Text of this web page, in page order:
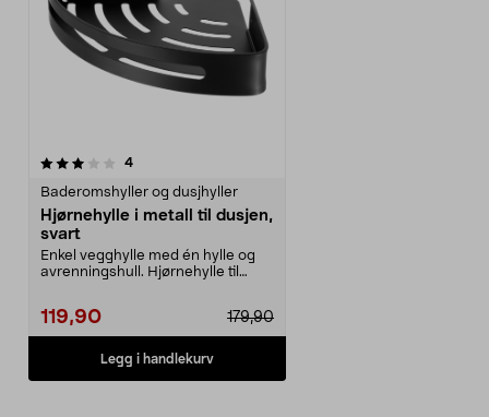
4anmeldelser
Baderomshyller og dusjhyller
Hjørnehylle i metall til dusjen,
svart
Enkel vegghylle med én hylle og
avrenningshull. Hjørnehylle til
179,90
119,90
Legg i handlekurv